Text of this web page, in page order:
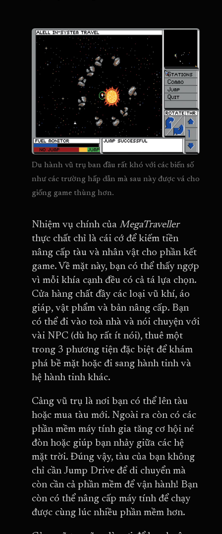
Du hành vũ trụ ban đầu rất khó với các biến số
như các trường hấp dẫn mà sau này được vá cho
giống game thùng hơn.
Nhiệm vụ chính của MegaTraveller
thực chất chỉ là cái cớ để kiếm tiền
nâng cấp tàu và nhân vật cho phần kết
game. Về mặt này, bạn có thể thấy ngợp
vì mỗi khía cạnh đều có cả tá lựa chọn.
Cửa hàng chất đầy các loại vũ khí, áo
giáp, vật phẩm và bản nâng cấp. Bạn
có thể đi vào toà nhà và nói chuyện với
vài NPC (dù họ rất ít nói), thuê một
trong 3 phương tiện đặc biệt để khám
phá bề mặt hoặc đi sang hành tinh và
hệ hành tinh khác.
Cảng vũ trụ là nơi bạn có thể lên tàu
hoặc mua tàu mới. Ngoài ra còn có các
phần mềm máy tính gia tăng cơ hội né
đòn hoặc giúp bạn nhảy giữa các hệ
mặt trời. Đúng vậy, tàu của bạn không
chỉ cần Jump Drive để di chuyển mà
còn cần cả phần mềm để vận hành! Bạn
còn có thể nâng cấp máy tính để chạy
được cùng lúc nhiều phần mềm hơn.